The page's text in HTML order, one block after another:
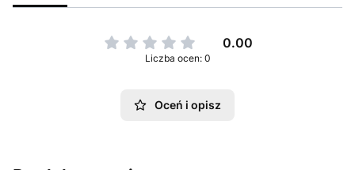
0.00
Liczba ocen: 0
Oceń i opisz